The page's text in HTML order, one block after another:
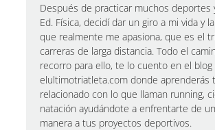
Después de practicar muchos deportes
Ed. Física, decidí dar un giro a mi vida y
que realmente me apasiona, que es el
carreras de larga distancia. Todo el
recorro para ello, te lo cuento en el blog
elultimotriatleta.com donde aprenderás
relacionado con lo que llaman running,
natación ayudándote a enfrentarte de
manera a tus proyectos deportivos.